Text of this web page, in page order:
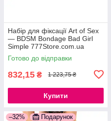
Набір для фіксації Art of Sex
— BDSM Bondage Bad Girl
Simple 777Store.com.ua
Готово до відправки
832,15 ₴ 1 223,75 ₴
Купити
–32% Подарунок